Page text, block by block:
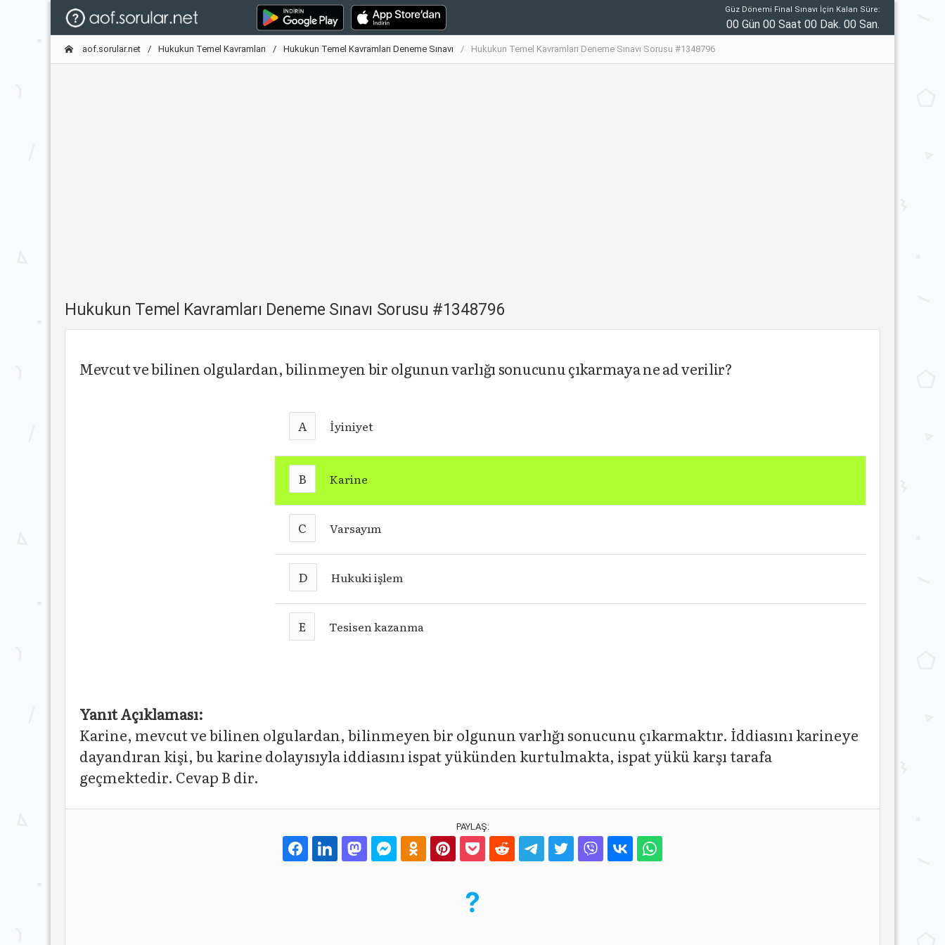
Güz Dönemi Final Sınavı İçin Kalan Süre:
00 Gün 00 Saat 00 Dak. 00 San.
aof.sorular.net Hukukun Temel Kavramları Hukukun Temel Kavramları Deneme Sınavı Hukukun Temel Kavramları Deneme Sınavı Sorusu #1348796
Hukukun Temel Kavramları Deneme Sınavı Sorusu #1348796
Mevcut ve bilinen olgulardan, bilinmeyen bir olgunun varlığı sonucunu çıkarmaya ne ad verilir?
A İyiniyet
B Karine
C Varsayım
D Hukuki işlem
E Tesisen kazanma
Yanıt Açıklaması:
Karine, mevcut ve bilinen olgulardan, bilinmeyen bir olgunun varlığı sonucunu çıkarmaktır. İddiasını karineye
dayandıran kişi, bu karine dolayısıyla iddiasını ispat yükünden kurtulmakta, ispat yükü karşı tarafa
geçmektedir. Cevap B dir.
PAYLAŞ: